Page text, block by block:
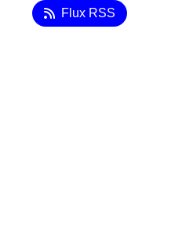
Flux RSS